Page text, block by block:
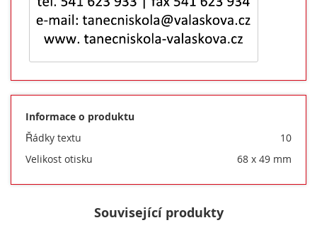
Informace o produktu
Řádky textu
10
Velikost otisku
68 x 49 mm
Související produkty